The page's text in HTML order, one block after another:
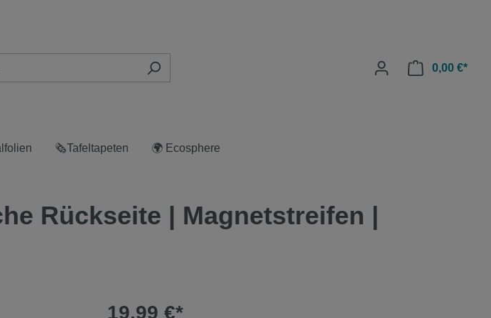
0,00 €*
🗞Tafeltapeten 🌍 Ecosphere
Rückseite | Magnetstreifen |
19,99 €*